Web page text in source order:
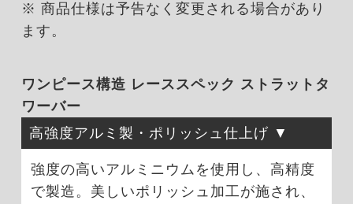
※ 商品仕様は予告なく変更される場合があり
ます。
ワンピース構造 レーススペック ストラットタ
ワーバー
高強度アルミ製・ポリッシュ仕上げ
強度の高いアルミニウムを使用し、高精度
で製造。美しいポリッシュ加工が施され、